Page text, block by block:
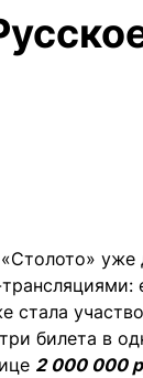
уже
стала
билета в
2 000 000